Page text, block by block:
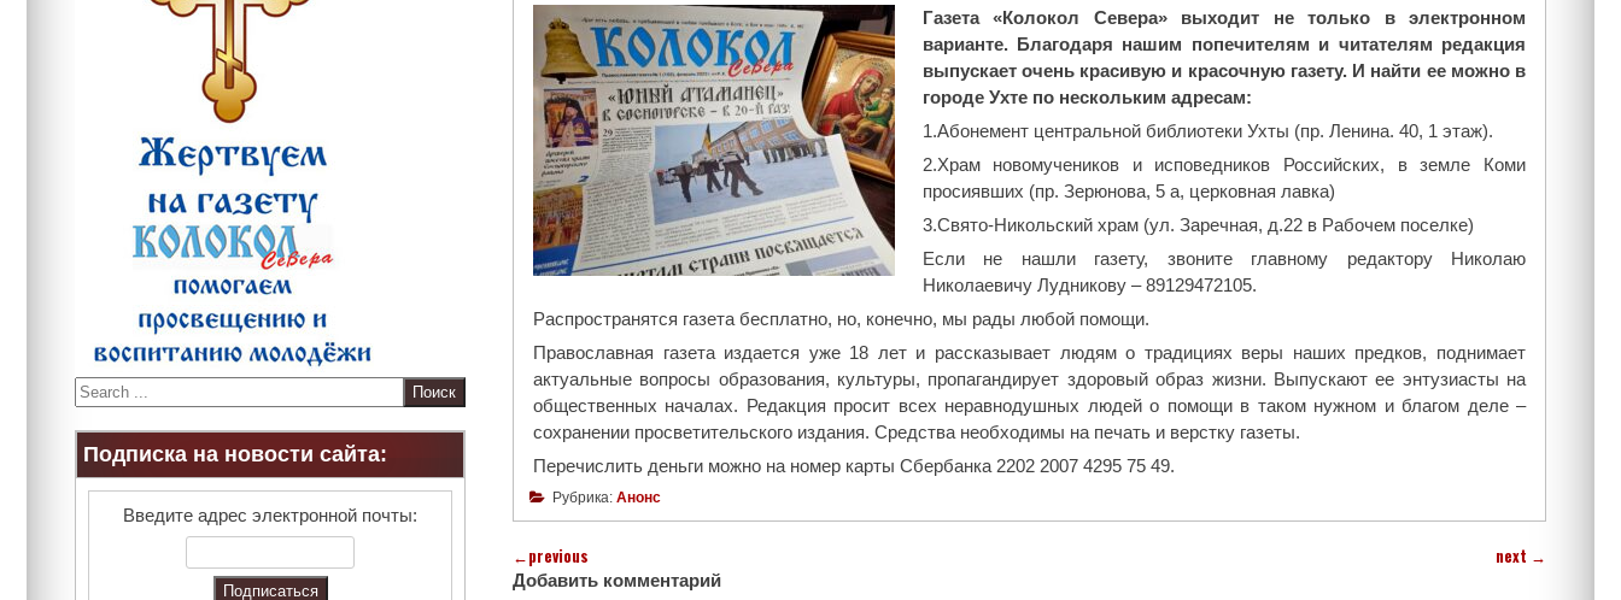
Газета «Колокол Севера» выходит не только в электронном
варианте. Благодаря нашим попечителям и читателям редакция
выпускает очень красивую и красочную газету. И найти ее можно в
городе Ухте по нескольким адресам:
1.Абонемент центральной библиотеки Ухты (пр. Ленина. 40, 1 этаж).
2.Храм новомучеников и исповедников Российских, в земле Коми
просиявших (пр. Зерюнова, 5 а, церковная лавка)
3.Свято-Никольский храм (ул. Заречная, д.22 в Рабочем поселке)
Если не нашли газету, звоните главному редактору Николаю
Николаевичу Лудникову – 89129472105.
Распространятся газета бесплатно, но, конечно, мы рады любой помощи.
Православная газета издается уже 18 лет и рассказывает людям о традициях веры наших предков, поднимает
актуальные вопросы образования, культуры, пропагандирует здоровый образ жизни. Выпускают ее энтузиасты на
общественных началах. Редакция просит всех неравнодушных людей о помощи в таком нужном и благом деле –
сохранении просветительского издания. Средства необходимы на печать и верстку газеты.
Перечислить деньги можно на номер карты Сбербанка 2202 2007 4295 75 49.
Рубрика: Анонс
←previous next →
Добавить комментарий
S
e
a
c
Подписка на новости сайта:
Введите адрес электронной почты: